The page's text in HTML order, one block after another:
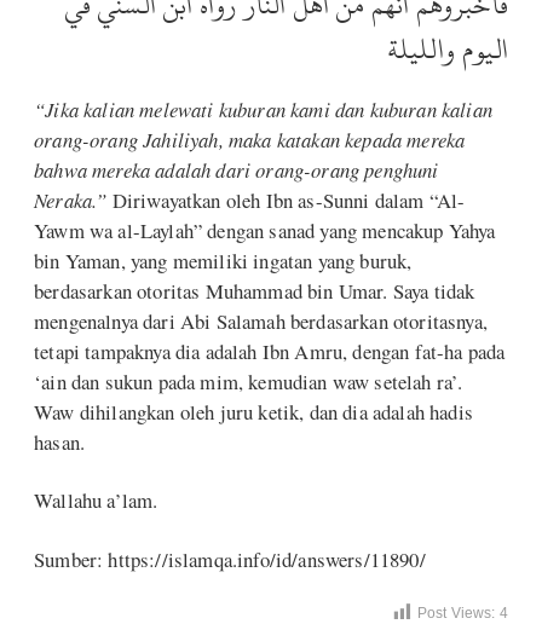
اليوم والليلة
“Jika kalian melewati kuburan kami dan kuburan kalian
orang-orang Jahiliyah, maka katakan kepada mereka
bahwa mereka adalah dari orang-orang penghuni
Neraka.” Diriwayatkan oleh Ibn as-Sunni dalam “Al-
Yawm wa al-Laylah” dengan sanad yang mencakup Yahya
bin Yaman, yang memiliki ingatan yang buruk,
berdasarkan otoritas Muhammad bin Umar. Saya tidak
mengenalnya dari Abi Salamah berdasarkan otoritasnya,
tetapi tampaknya dia adalah Ibn Amru, dengan fat-ha pada
‘ain dan sukun pada mim, kemudian waw setelah ra’.
Waw dihilangkan oleh juru ketik, dan dia adalah hadis
hasan.
Wallahu a’lam.
Sumber: https://islamqa.info/id/answers/11890/
Post Views: 4